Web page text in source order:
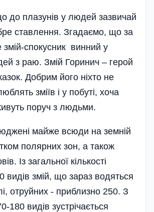
до плазунів у людей зазвичай
ставлення. Згадаємо, що за
змій-спокусник винний у
з раю. Змій Горинич – герой
Добрим його ніхто не
зміїв і у побуті, хоча
поруч з людьми.
майже всюди на земній
полярних зон, а також
Із загальної кількості
видів змій, що зараз водяться
отруйних - приблизно 250. З
180 видів зустрічається